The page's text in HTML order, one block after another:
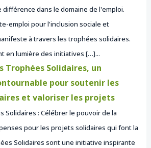
dans le domaine de l'emploi.
emploi pour l'inclusion sociale et
à travers les trophées solidaires.
en lumière des initiatives […]...
Trophées Solidaires, un
pour soutenir les
et valoriser les projets
Solidaires : Célébrer le pouvoir de la
pour les projets solidaires qui font la
Solidaires sont une initiative inspirante